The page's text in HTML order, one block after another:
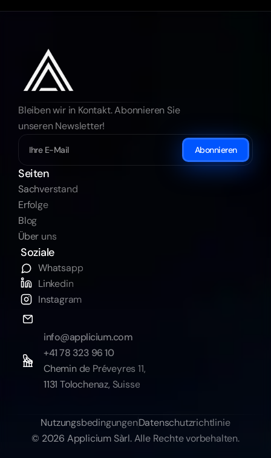
Bleiben wir in Kontakt. Abonnieren Sie
unseren Newsletter!
Abonnieren
Seiten
Sachverstand
Erfolge
Blog
Über uns
Soziale
Whatsapp
Linkedin
Instagram
info@applicium.com
+41 78 323 96 10
Chemin de Préveyres 11,
1131 Tolochenaz, Suisse
© 2026 Applicium Sàrl. Alle Rechte vorbehalten.
NutzungsbedingungenDatenschutzrichtlinie